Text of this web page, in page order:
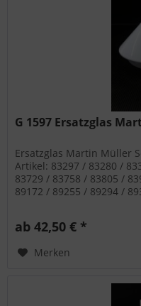
G 1597 Ersatzglas
Ersatzglas Martin Müller
Artikel: 83297 / 83280 /
83729 / 83758 / 83805 /
89172 / 89255 / 89294 /
ab 42,50 € *
Merken